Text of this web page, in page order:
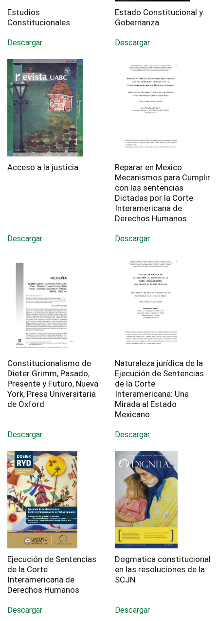
Estudios
Constitucionales
Descargar
Estado Constitucional y
Gobernanza
Descargar
Acceso a la justicia
Descargar
Reparar en Mexico:
Mecanismos para Cumplir
con las sentencias
Dictadas por la Corte
Interamericana de
Derechos Humanos
Descargar
Constitucionalismo de
Dieter Grimm, Pasado,
Presente y Futuro, Nueva
York, Presa Universitaria
de Oxford
Descargar
Naturaleza jurídica de la
Ejecución de Sentencias
de la Corte
Interamericana: Una
Mirada al Estado
Mexicano
Descargar
Ejecución de Sentencias
de la Corte
Interamericana de
Derechos Humanos
Descargar
Dogmatica constitucional
en las resoluciones de la
SCJN
Descargar